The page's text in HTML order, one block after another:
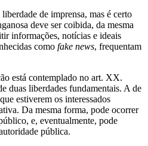
de imprensa, mas é certo
deve ser coibida, da mesma
informações, notícias e ideais
como fake news, frequentam
está contemplado no art. XX.
duas liberdades fundamentais. A de
estiverem os interessados
Da mesma forma, pode ocorrer
e, eventualmente, pode
pública.